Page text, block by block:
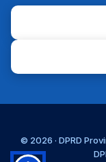
© 2026 · DPRD